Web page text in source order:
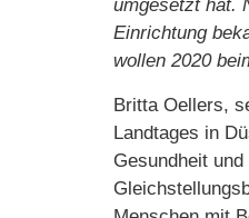
umgesetzt hat.
Einrichtung
wollen 2020
Britta Oellers,
Landtages in
Gesundheit